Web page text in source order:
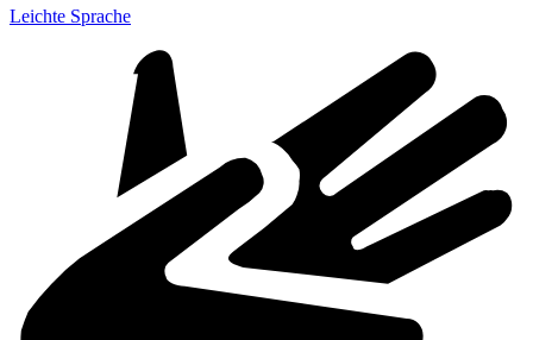
Leichte Sprache